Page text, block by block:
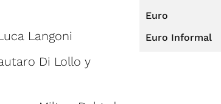
Langoni
Di Lollo y
Euro
Euro Informal